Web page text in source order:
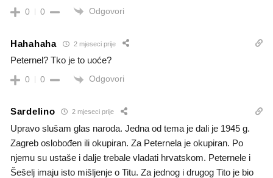
0 0 Odgovori
Hahahaha 2 mjeseci prije
Peternel? Tko je to uoće?
0 0 Odgovori
Sardelino 2 mjeseci prije
Upravo slušam glas naroda. Jedna od tema je dali je 1945 g.
Zagreb oslobođen ili okupiran. Za Peternela je okupiran. Po
njemu su ustaše i dalje trebale vladati hrvatskom. Peternele i
Šešelj imaju isto mišljenje o Titu. Za jednog i drugog Tito je bio